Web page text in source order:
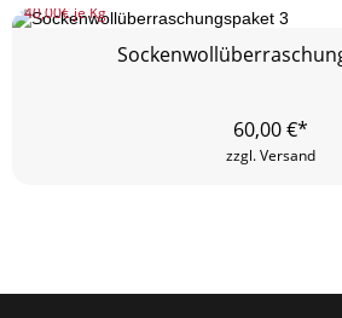
40,00€ je Kg
zzgl. Versand
60,00€*